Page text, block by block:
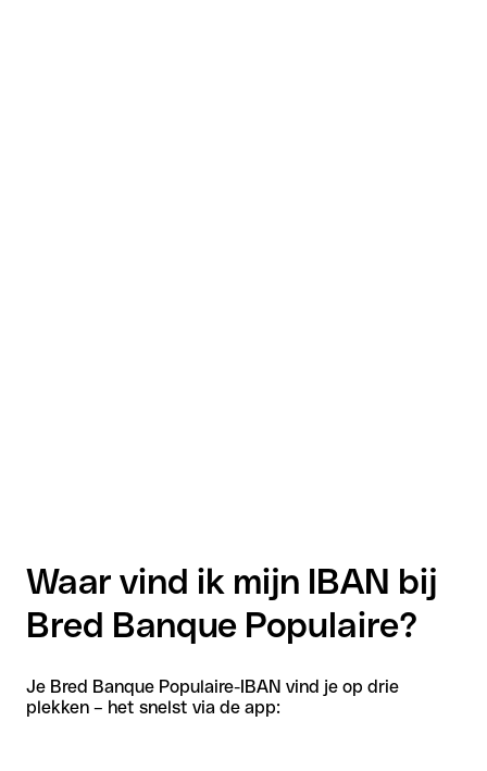
Waar vind ik mijn IBAN bij
Bred Banque Populaire?
Je Bred Banque Populaire-IBAN vind je op drie
plekken – het snelst via de app: